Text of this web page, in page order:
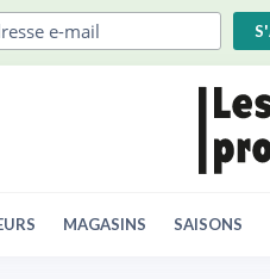
MAGASINS SAISONS